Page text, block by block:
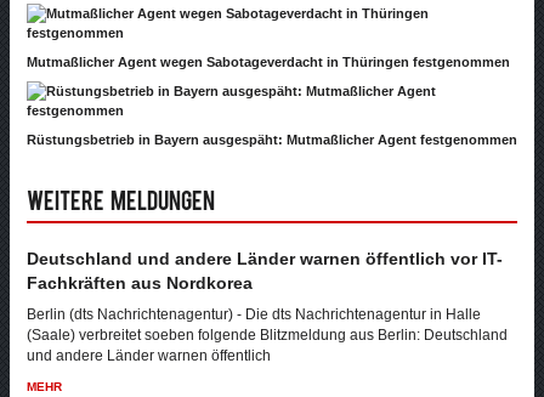
Mutmaßlicher Agent wegen Sabotageverdacht in Thüringen festgenommen
Rüstungsbetrieb in Bayern ausgespäht: Mutmaßlicher Agent festgenommen
Weitere Meldungen
Deutschland und andere Länder warnen öffentlich vor IT-
Fachkräften aus Nordkorea
Berlin (dts Nachrichtenagentur) - Die dts Nachrichtenagentur in Halle
(Saale) verbreitet soeben folgende Blitzmeldung aus Berlin: Deutschland
und andere Länder warnen öffentlich
MEHR